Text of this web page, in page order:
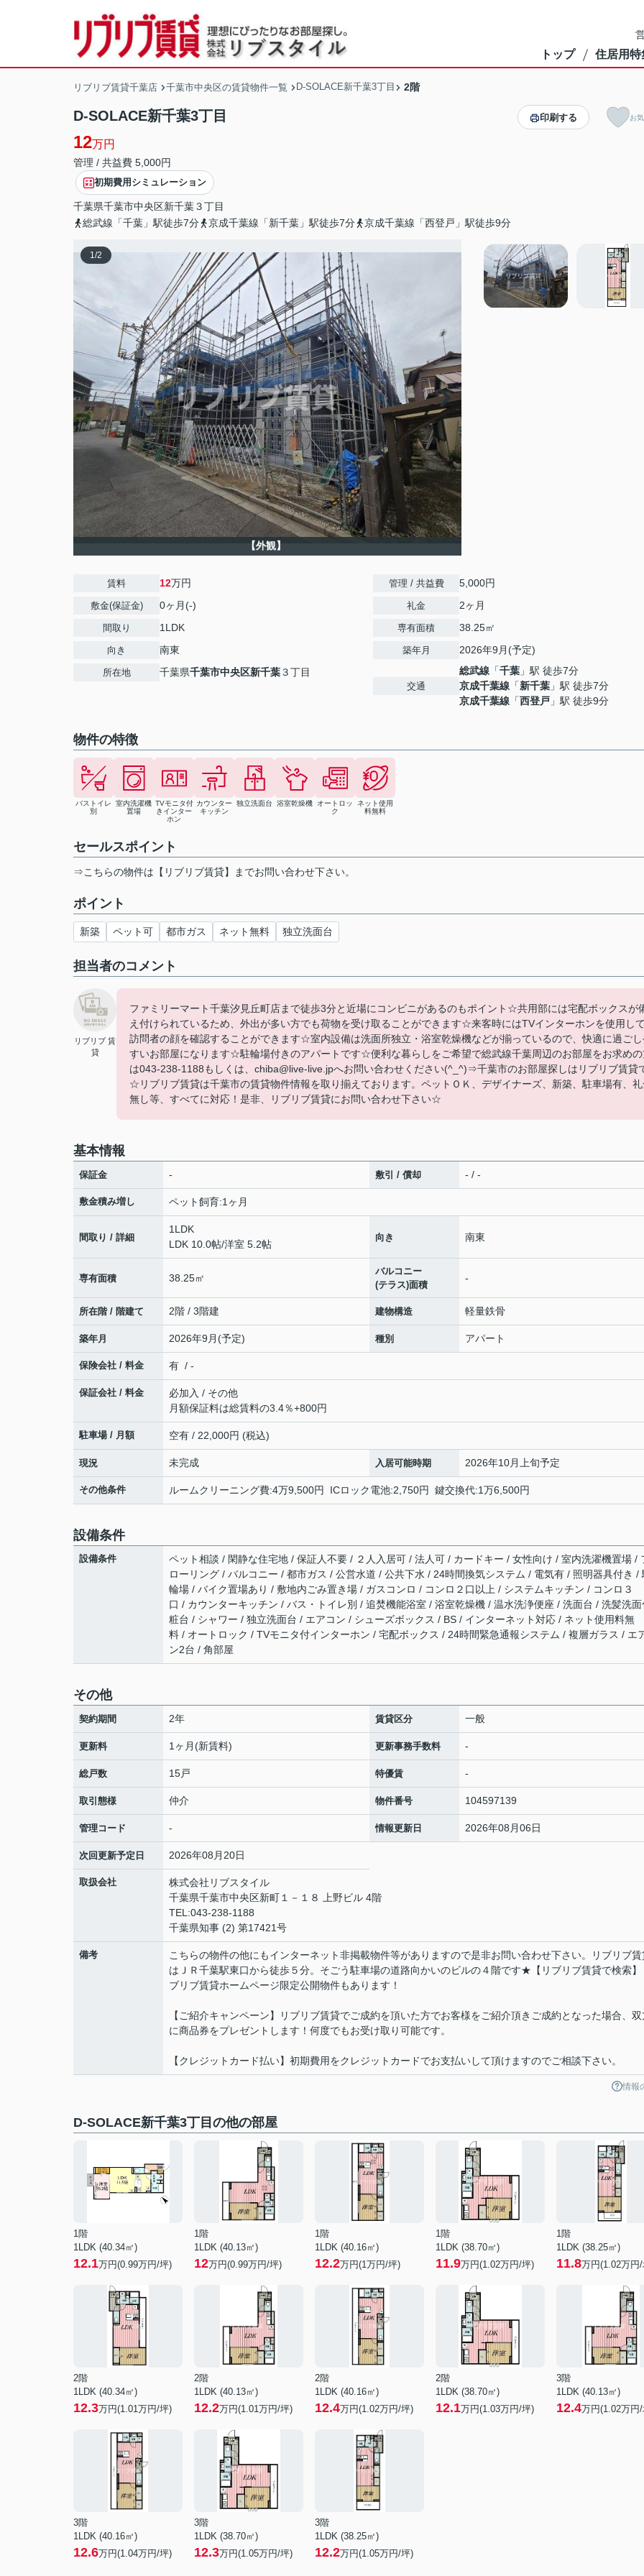
トップ 住居用特
リブリブ賃貸千葉店 千葉市中央区の賃貸物件一覧 D-SOLACE新千葉3丁目 2階
D-SOLACE新千葉3丁目
12万円
管理 / 共益費 5,000円
初期費用シミュレーション
千葉県千葉市中央区新千葉３丁目
総武線「千葉」駅徒歩7分
京成千葉線「新千葉」駅徒歩7分 京成千葉線「西登戸」駅徒歩9分
印刷する お
1/2
【外観】
賃料 12万円
敷金(保証金) 0ヶ月(-)
間取り 1LDK
向き 南東
所在地 千葉県千葉市中央区新千葉３丁目
管理 / 共益費 5,000円
礼金 2ヶ月
専有面積 38.25㎡
築年月 2026年9月(予定)
交通
総武線 「千葉 」駅 徒歩7分
京成千葉線 「新千葉 」駅 徒歩7分
京成千葉線 「西登戸 」駅 徒歩9分
物件の特徴
バストイレ
別
室内洗濯機
置場
TVモニタ付
きインター
ホン
カウンター
キッチン
独立洗面台 浴室乾燥機
オートロッ
ク
ネット使用
料無料
セールスポイント
⇒こちらの物件は【リブリブ賃貸】までお問い合わせ下さい。
ポイント
新築 ペット可 都市ガス ネット無料 独立洗面台
担当者のコメント
リブリブ 賃
貸
ファミリーマート千葉汐見丘町店まで徒歩3分と近場にコンビニがあるのもポイント☆共用部には宅配ボックスが
え付けられているため、外出が多い方でも荷物を受け取ることができます☆来客時にはTVインターホンを使用し
訪問者の顔を確認することができます☆室内設備は洗面所独立・浴室乾燥機などが揃っているので、快適に過ご
すいお部屋になります☆駐輪場付きのアパートです☆便利な暮らしをご希望で総武線千葉周辺のお部屋をお求め
は043-238-1188もしくは、chiba@live-live.jpへお問い合わせください(^_^)⇒千葉市のお部屋探しはリブリブ賃貸
☆リブリブ賃貸は千葉市の賃貸物件情報を取り揃えております。ペットＯＫ、デザイナーズ、新築、駐車場有、
無し等、すべてに対応！是非、リブリブ賃貸にお問い合わせ下さい☆
基本情報
保証金 - 敷引 / 償却 - / -
敷金積み増し ペット飼育:1ヶ月
間取り / 詳細
1LDK
LDK 10.0帖/洋室 5.2帖
向き 南東
専有面積 38.25㎡
バルコニー
(テラス)面積
-
所在階 / 階建て 2階 / 3階建 建物構造 軽量鉄骨
築年月 2026年9月(予定) 種別 アパート
保険会社 / 料金 有 / -
保証会社 / 料金
必加入 / その他
月額保証料は総賃料の3.4％+800円
駐車場 / 月額 空有 / 22,000円 (税込)
現況 未完成 入居可能時期 2026年10月上旬予定
その他条件 ルームクリーニング費:4万9,500円 ICロック電池:2,750円 鍵交換代:1万6,500円
設備条件
設備条件
ペット相談 / 閑静な住宅地 / 保証人不要 / ２人入居可 / 法人可 / カードキー / 女性向け / 室内洗濯機置場 /
ローリング / バルコニー / 都市ガス / 公営水道 / 公共下水 / 24時間換気システム / 電気有 / 照明器具付き /
輪場 / バイク置場あり / 敷地内ごみ置き場 / ガスコンロ / コンロ２口以上 / システムキッチン / コンロ３
口 / カウンターキッチン / バス・トイレ別 / 追焚機能浴室 / 浴室乾燥機 / 温水洗浄便座 / 洗面台 / 洗髪洗面
粧台 / シャワー / 独立洗面台 / エアコン / シューズボックス / BS / インターネット対応 / ネット使用料無
料 / オートロック / TVモニタ付インターホン / 宅配ボックス / 24時間緊急通報システム / 複層ガラス / エ
ン2台 / 角部屋
その他
契約期間 2年 賃貸区分 一般
更新料 1ヶ月(新賃料) 更新事務手数料 -
総戸数 15戸 特優賃 -
取引態様 仲介 物件番号 104597139
管理コード - 情報更新日 2026年08月06日
次回更新予定日 2026年08月20日
取扱会社
株式会社リブスタイル
千葉県千葉市中央区新町１－１８ 上野ビル 4階
TEL:043-238-1188
千葉県知事 (2) 第17421号
備考
こちらの物件の他にもインターネット非掲載物件等がありますので是非お問い合わせ下さい。リブリブ賃
はＪＲ千葉駅東口から徒歩５分。そごう駐車場の道路向かいのビルの４階です★【リブリブ賃貸で検索】
ブリブ賃貸ホームページ限定公開物件もあります！
【ご紹介キャンペーン】リブリブ賃貸でご成約を頂いた方でお客様をご紹介頂きご成約となった場合、双
に商品券をプレゼントします！何度でもお受け取り可能です。
【クレジットカード払い】初期費用をクレジットカードでお支払いして頂けますのでご相談下さい。
情報
D-SOLACE新千葉3丁目の他の部屋
1階
1LDK (40.34㎡)
12.1万円(0.99万円/坪)
1階
1LDK (40.13㎡)
12万円(0.99万円/坪)
1階
1LDK (40.16㎡)
12.2万円(1万円/坪)
1階
1LDK (38.70㎡)
11.9万円(1.02万円/坪)
1階
1LDK (38.25㎡)
11.8万円(1.02万円
2階
1LDK (40.34㎡)
12.3万円(1.01万円/坪)
2階
1LDK (40.13㎡)
12.2万円(1.01万円/坪)
2階
1LDK (40.16㎡)
12.4万円(1.02万円/坪)
2階
1LDK (38.70㎡)
12.1万円(1.03万円/坪)
3階
1LDK (40.13㎡)
12.4万円(1.02万円
3階
1LDK (40.16㎡)
12.6万円(1.04万円/坪)
3階
1LDK (38.70㎡)
12.3万円(1.05万円/坪)
3階
1LDK (38.25㎡)
12.2万円(1.05万円/坪)